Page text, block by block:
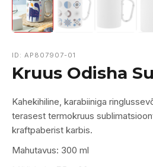
ID: AP807907-01
Kruus Odisha
Kahekihiline, karabiiniga
terasest termokruus
kraftpaberist karbis.
Mahutavus: 300 ml